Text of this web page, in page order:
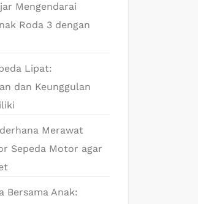
Mengendarai
Roda 3 dengan
Lipat:
dan Keunggulan
Merawat
Sepeda Motor agar
Bersama Anak: